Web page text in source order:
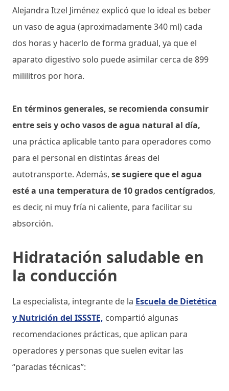
Alejandra Itzel Jiménez explicó que lo ideal es beber
un vaso de agua (aproximadamente 340 ml) cada
dos horas y hacerlo de forma gradual, ya que el
aparato digestivo solo puede asimilar cerca de 899
mililitros por hora.
En términos generales, se recomienda consumir
entre seis y ocho vasos de agua natural al día,
una práctica aplicable tanto para operadores como
para el personal en distintas áreas del
autotransporte. Además, se sugiere que el agua
esté a una temperatura de 10 grados centígrados,
es decir, ni muy fría ni caliente, para facilitar su
absorción.
Hidratación saludable en
la conducción
La especialista, integrante de la Escuela de Dietética
y Nutrición del ISSSTE, compartió algunas
recomendaciones prácticas, que aplican para
operadores y personas que suelen evitar las
“paradas técnicas”: